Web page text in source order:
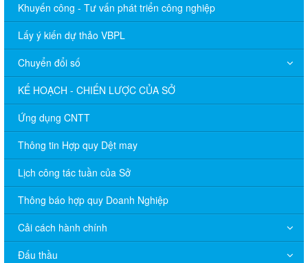
Khuyến công - Tư vấn phát triển công nghiệp
Lấy ý kiến dự thảo VBPL
Chuyển đổi số
KẾ HOẠCH - CHIẾN LƯỢC CỦA SỞ
Ứng dụng CNTT
Thông tin Hợp quy Dệt may
Lịch công tác tuần của Sở
Thông báo hợp quy Doanh Nghiệp
Cải cách hành chính
Đấu thầu